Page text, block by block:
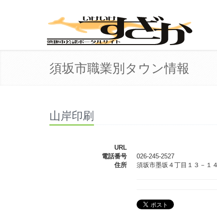
須坂市職業別タウン情報
山岸印刷
URL
電話番号
026-245-2527
住所
須坂市墨坂４丁目１３－１